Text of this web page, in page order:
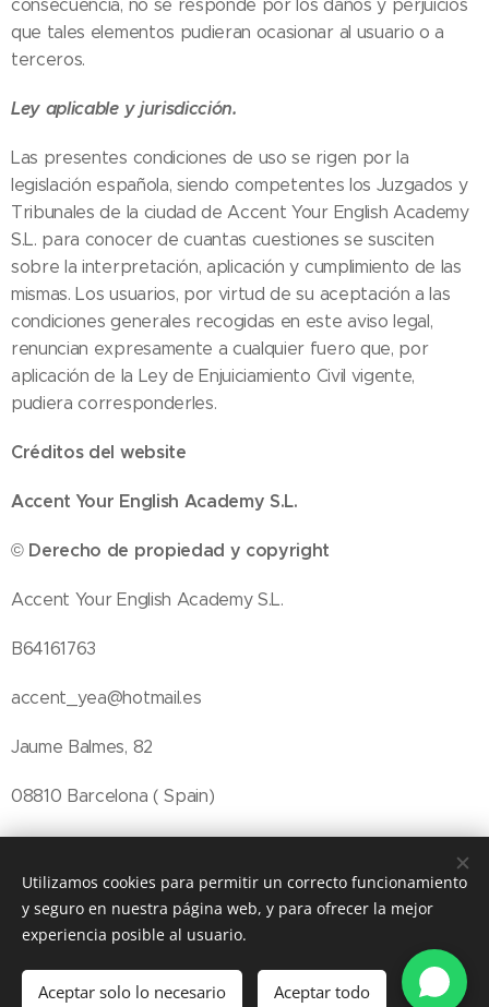
consecuencia, no se responde por los daños y perjuicios
que tales elementos pudieran ocasionar al usuario o a
terceros.
Ley aplicable y jurisdicción.
Las presentes condiciones de uso se rigen por la
legislación española, siendo competentes los Juzgados y
Tribunales de la ciudad de Accent Your English Academy
S.L. para conocer de cuantas cuestiones se susciten
sobre la interpretación, aplicación y cumplimiento de las
mismas. Los usuarios, por virtud de su aceptación a las
condiciones generales recogidas en este aviso legal,
renuncian expresamente a cualquier fuero que, por
aplicación de la Ley de Enjuiciamiento Civil vigente,
pudiera corresponderles.
Créditos del website
Accent Your English Academy S.L.
© Derecho de propiedad y copyright
Accent Your English Academy S.L.
B64161763
accent_yea@hotmail.es
Jaume Balmes, 82
08810 Barcelona ( Spain)
© 2026 Accent Your English Academy, Jaume Balmes 82, Sant
Pere de Ribes, 08810
Utilizamos cookies para permitir un correcto funcionamiento
y seguro en nuestra página web, y para ofrecer la mejor
experiencia posible al usuario.
Aceptar solo lo necesario Aceptar todo